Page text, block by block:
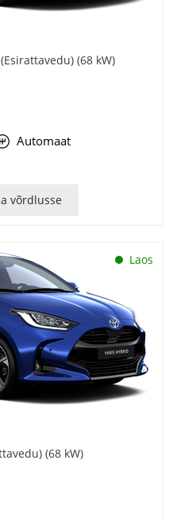
(68 kW)
Automaat
võrdlusse
Laos
(68 kW)